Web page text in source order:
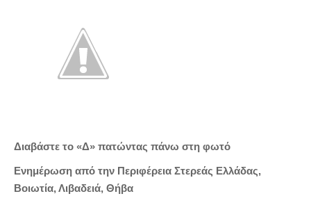
Διαβάστε το «Δ» πατώντας πάνω στη φωτό
Ενημέρωση από την Περιφέρεια Στερεάς Ελλάδας,
Βοιωτία, Λιβαδειά, Θήβα